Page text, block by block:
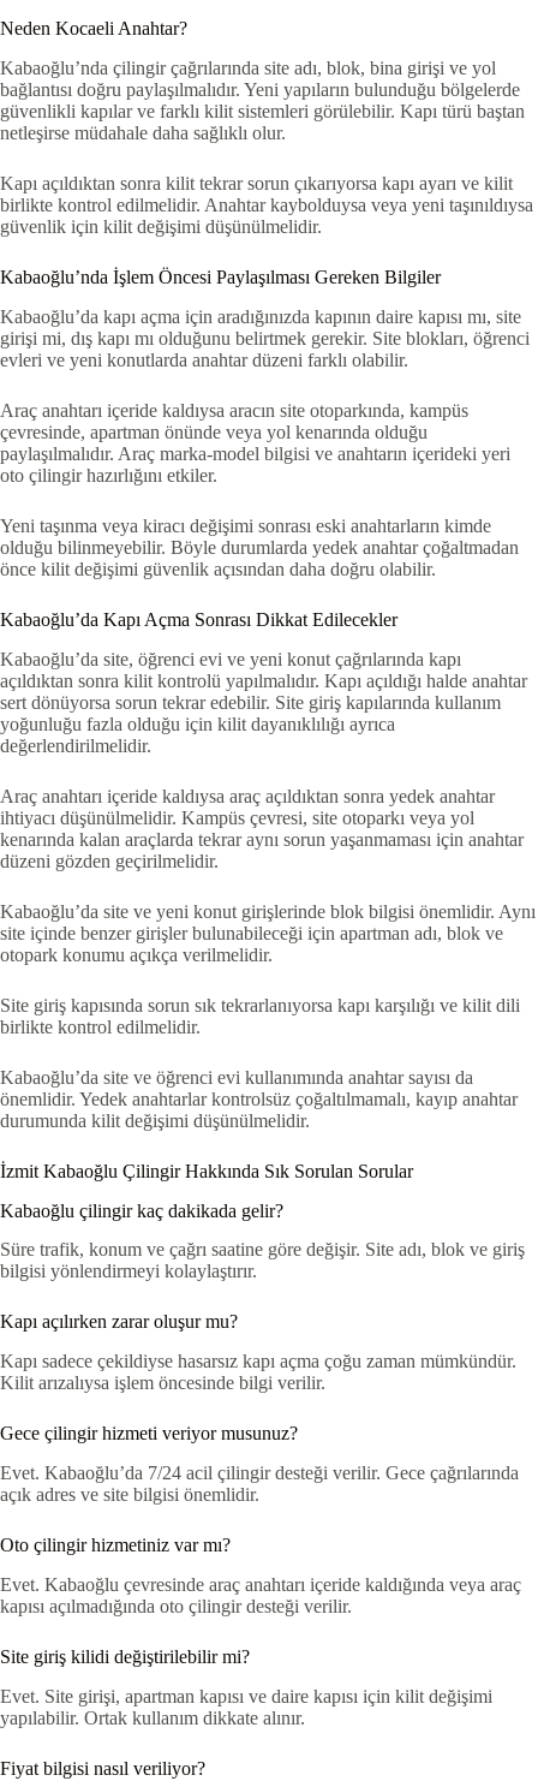
Neden Kocaeli Anahtar?
Kabaoğlu’nda çilingir çağrılarında site adı, blok, bina girişi ve yol
bağlantısı doğru paylaşılmalıdır. Yeni yapıların bulunduğu bölgelerde
güvenlikli kapılar ve farklı kilit sistemleri görülebilir. Kapı türü baştan
netleşirse müdahale daha sağlıklı olur.
Kapı açıldıktan sonra kilit tekrar sorun çıkarıyorsa kapı ayarı ve kilit
birlikte kontrol edilmelidir. Anahtar kaybolduysa veya yeni taşınıldıysa
güvenlik için kilit değişimi düşünülmelidir.
Kabaoğlu’nda İşlem Öncesi Paylaşılması Gereken Bilgiler
Kabaoğlu’da kapı açma için aradığınızda kapının daire kapısı mı, site
girişi mi, dış kapı mı olduğunu belirtmek gerekir. Site blokları, öğrenci
evleri ve yeni konutlarda anahtar düzeni farklı olabilir.
Araç anahtarı içeride kaldıysa aracın site otoparkında, kampüs
çevresinde, apartman önünde veya yol kenarında olduğu
paylaşılmalıdır. Araç marka-model bilgisi ve anahtarın içerideki yeri
oto çilingir hazırlığını etkiler.
Yeni taşınma veya kiracı değişimi sonrası eski anahtarların kimde
olduğu bilinmeyebilir. Böyle durumlarda yedek anahtar çoğaltmadan
önce kilit değişimi güvenlik açısından daha doğru olabilir.
Kabaoğlu’da Kapı Açma Sonrası Dikkat Edilecekler
Kabaoğlu’da site, öğrenci evi ve yeni konut çağrılarında kapı
açıldıktan sonra kilit kontrolü yapılmalıdır. Kapı açıldığı halde anahtar
sert dönüyorsa sorun tekrar edebilir. Site giriş kapılarında kullanım
yoğunluğu fazla olduğu için kilit dayanıklılığı ayrıca
değerlendirilmelidir.
Araç anahtarı içeride kaldıysa araç açıldıktan sonra yedek anahtar
ihtiyacı düşünülmelidir. Kampüs çevresi, site otoparkı veya yol
kenarında kalan araçlarda tekrar aynı sorun yaşanmaması için anahtar
düzeni gözden geçirilmelidir.
Kabaoğlu’da site ve yeni konut girişlerinde blok bilgisi önemlidir. Aynı
site içinde benzer girişler bulunabileceği için apartman adı, blok ve
otopark konumu açıkça verilmelidir.
Site giriş kapısında sorun sık tekrarlanıyorsa kapı karşılığı ve kilit dili
birlikte kontrol edilmelidir.
Kabaoğlu’da site ve öğrenci evi kullanımında anahtar sayısı da
önemlidir. Yedek anahtarlar kontrolsüz çoğaltılmamalı, kayıp anahtar
durumunda kilit değişimi düşünülmelidir.
İzmit Kabaoğlu Çilingir Hakkında Sık Sorulan Sorular
Kabaoğlu çilingir kaç dakikada gelir?
Süre trafik, konum ve çağrı saatine göre değişir. Site adı, blok ve giriş
bilgisi yönlendirmeyi kolaylaştırır.
Kapı açılırken zarar oluşur mu?
Kapı sadece çekildiyse hasarsız kapı açma çoğu zaman mümkündür.
Kilit arızalıysa işlem öncesinde bilgi verilir.
Gece çilingir hizmeti veriyor musunuz?
Evet. Kabaoğlu’da 7/24 acil çilingir desteği verilir. Gece çağrılarında
açık adres ve site bilgisi önemlidir.
Oto çilingir hizmetiniz var mı?
Evet. Kabaoğlu çevresinde araç anahtarı içeride kaldığında veya araç
kapısı açılmadığında oto çilingir desteği verilir.
Site giriş kilidi değiştirilebilir mi?
Evet. Site girişi, apartman kapısı ve daire kapısı için kilit değişimi
yapılabilir. Ortak kullanım dikkate alınır.
Fiyat bilgisi nasıl veriliyor?